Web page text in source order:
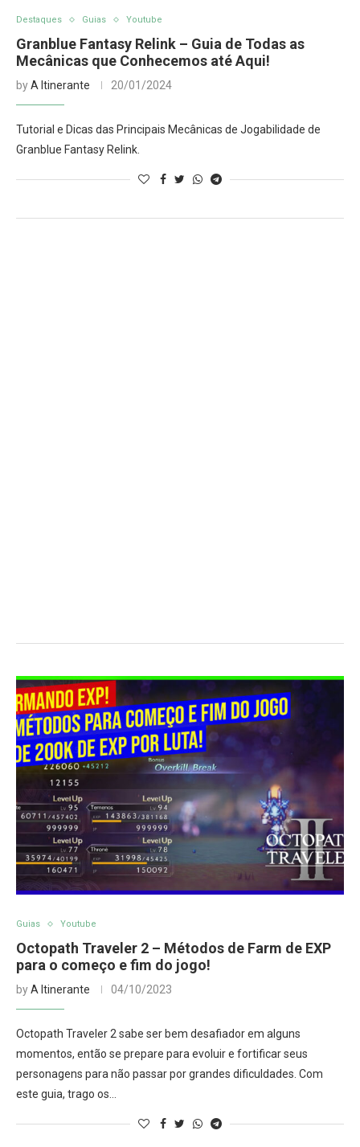
Destaques Guias Youtube
Granblue Fantasy Relink – Guia de Todas as
Mecânicas que Conhecemos até Aqui!
byA Itinerante 20/01/2024
Tutorial e Dicas das Principais Mecânicas de Jogabilidade de
Granblue Fantasy Relink.
Guias Youtube
Octopath Traveler 2 – Métodos de Farm de EXP
para o começo e fim do jogo!
byA Itinerante 04/10/2023
Octopath Traveler 2 sabe ser bem desafiador em alguns
momentos, então se prepare para evoluir e fortificar seus
personagens para não passar por grandes dificuldades. Com
este guia, trago os…